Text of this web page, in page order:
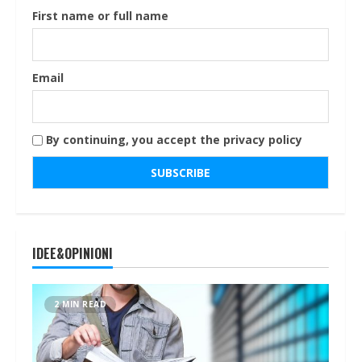
First name or full name
Email
By continuing, you accept the privacy policy
IDEE&OPINIONI
2 MIN READ